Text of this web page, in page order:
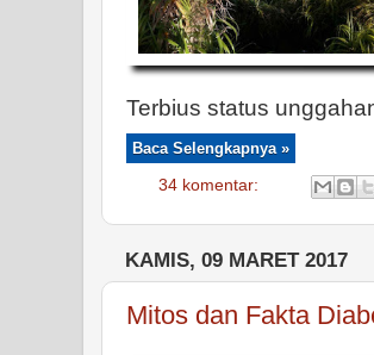
Terbius status
Baca Selengkapnya »
34 komentar:
KAMIS, 09 MARET 2017
Mitos dan Fakta